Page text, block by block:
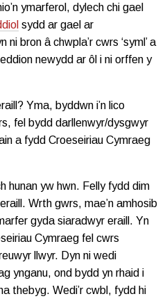
ymarferol, dylech chi gael
sydd ar gael ar
bron â chwpla’r cwrs ‘syml’ a
newydd ar ôl i ni orffen y
Yma, byddwn i’n lico
fel bydd darllenwyr/dysgwyr
a fydd Croeseiriau Cymraeg
hunan yw hwn. Felly fydd dim
Wrth gwrs, mae’n amhosib
gyda siaradwyr eraill. Yn
Cymraeg fel cwrs
llwyr. Dyn ni wedi
ynganu, ond bydd yn rhaid i
thebyg. Wedi’r cwbl, fydd hi